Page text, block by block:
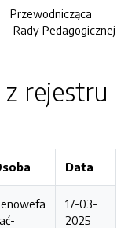
Przewodnicząca
Rady Pedagogicznej
rejestru
Data
17-03-
2025